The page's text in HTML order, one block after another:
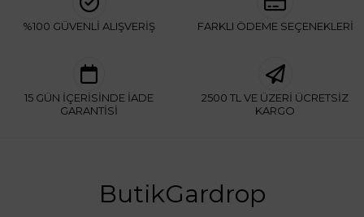
%100 GÜVENLİ ALIŞVERİŞ FARKLI ÖDEME SEÇENEKLERİ
15 GÜN İÇERİSİNDE İADE
GARANTİSİ
2500 TL VE ÜZERİ ÜCRETSİZ
KARGO
ButikGardrop